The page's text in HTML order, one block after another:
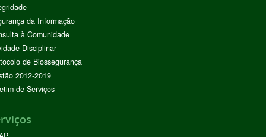
da Informação
à Comunidade
Disciplinar
de Biossegurança
2012-2019
de Serviços